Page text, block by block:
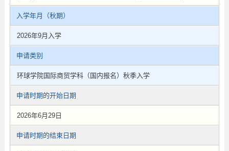
入学年月（秋期）
2026年9月入学
申请类别
环球学院国际商贸学科（国内报名）秋季入学
申请时期的开始日期
2026年6月29日
申请时期的结束日期